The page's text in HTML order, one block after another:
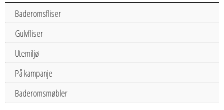
Baderomsfliser
Gulvfliser
Utemiljø
På kampanje
Baderomsmøbler